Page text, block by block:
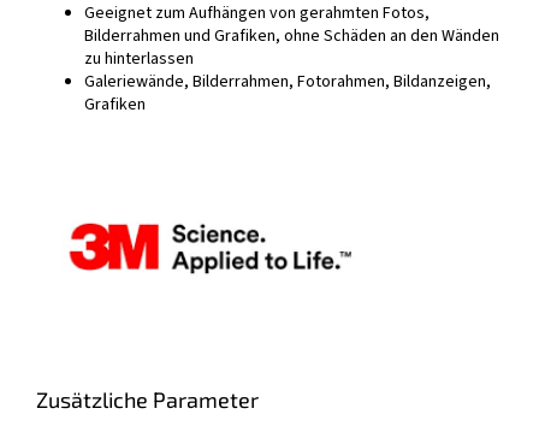
Geeignet zum Aufhängen von gerahmten Fotos,
Bilderrahmen und Grafiken, ohne Schäden an den Wänden
zu hinterlassen
Galeriewände, Bilderrahmen, Fotorahmen, Bildanzeigen,
Grafiken
Zusätzliche Parameter